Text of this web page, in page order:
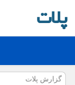
پلات
گزارش پلات